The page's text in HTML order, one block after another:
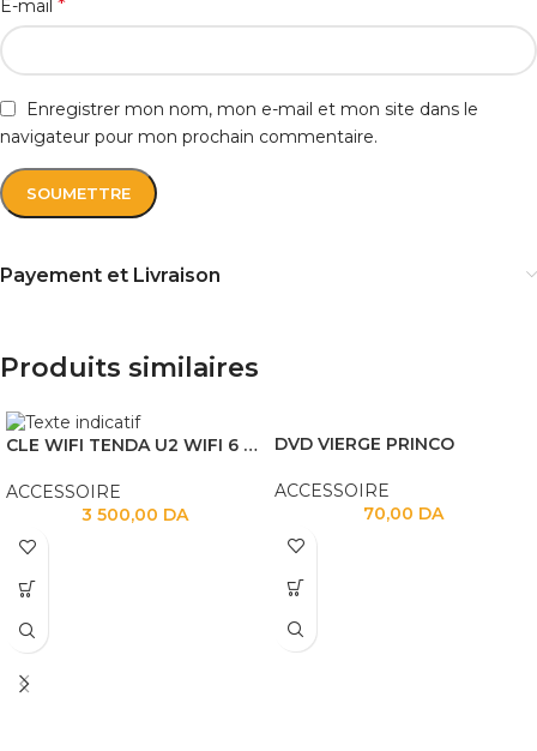
E-mail *
Enregistrer mon nom, mon e-mail et mon site dans le
navigateur pour mon prochain commentaire.
Payement et Livraison
Produits similaires
CLE WIFI TENDA U2 WIFI 6 AX300
ACCESSOIRE
3 500,00 DA
DVD VIERGE PRINCO
ACCESSOIRE
70,00 DA